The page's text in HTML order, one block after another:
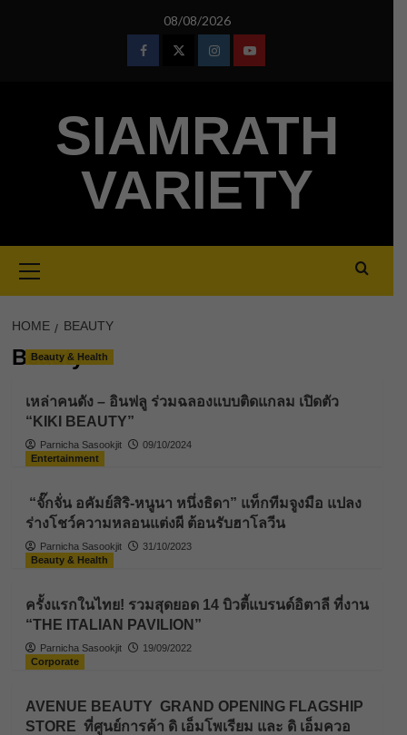
08/08/2026
FacebookTwitterInstagramYoutube
SIAMRATH
VARIETY
Menu
HOME BEAUTY
Beauty
Beauty & Health
เหล่าคนดัง – อินฟลู ร่วมฉลองแบบติดแกลม เปิดตัว
“KIKI BEAUTY”
Parnicha Sasookjit
09/10/2024
Entertainment
“จั๊กจั่น อคัมย์สิริ-หนูนา หนึ่งธิดา” แท็กทีมจูงมือ แปลง
ร่างโชว์ความหลอนแต่งผี ต้อนรับฮาโลวีน
Parnicha Sasookjit
31/10/2023
Beauty & Health
ครั้งแรกในไทย! รวมสุดยอด 14 บิวตี้แบรนด์อิตาลี ที่งาน
“THE ITALIAN PAVILION”
Parnicha Sasookjit
19/09/2022
Corporate
AVENUE BEAUTY GRAND OPENING FLAGSHIP
STORE ที่ศูนย์การค้า ดิ เอ็มโพเรียม และ ดิ เอ็มควอ